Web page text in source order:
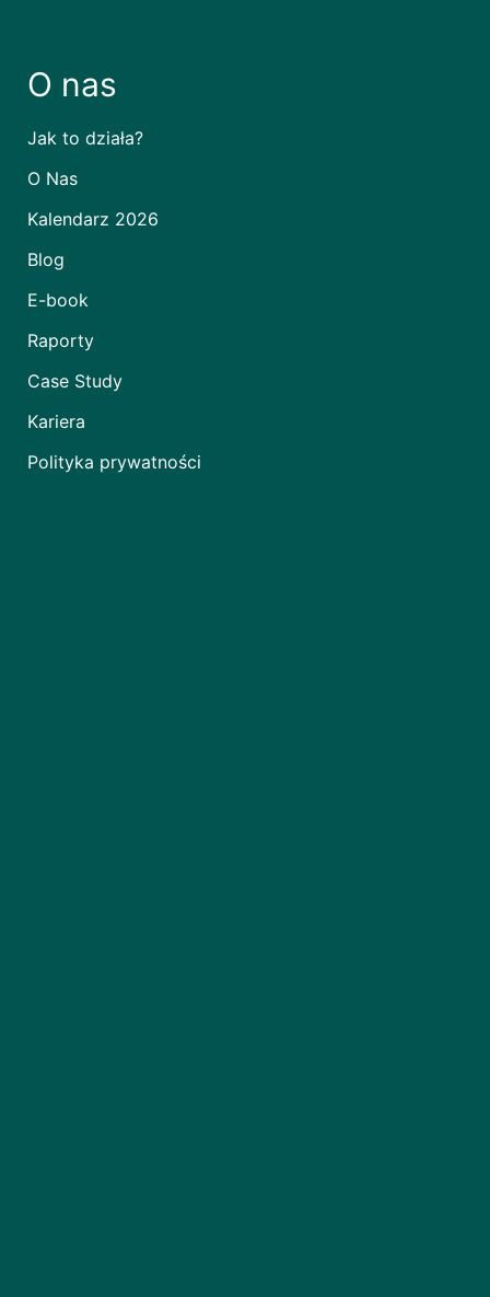
O nas
Jak to działa?
O Nas
Kalendarz 2026
Blog
E-book
Raporty
Case Study
Kariera
Polityka prywatności